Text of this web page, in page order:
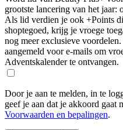
grootste lancering van het jaar:
Als lid verdien je ook +Points
shoptegoed, krijg je vroege
nog meer exclusieve
aangemeld voor e-mails om
Adventskalender te ontvangen.
Door je aan te melden, in te
geef je aan dat je akkoord gaat
Voorwaarden en bepalingen.